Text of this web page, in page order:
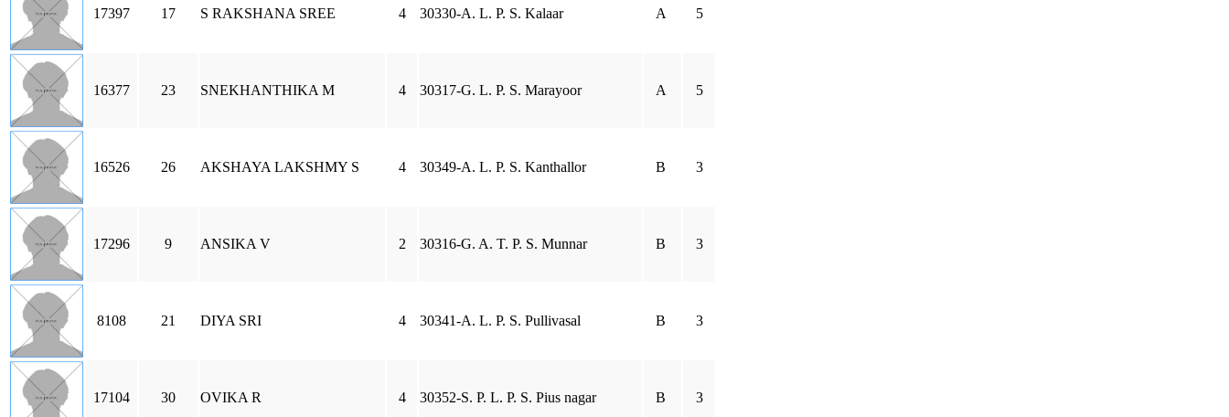
17397 17 S RAKSHANA SREE 4 30330-A. L. P. S. Kalaar A 5
16377 23 SNEKHANTHIKA M 4 30317-G. L. P. S. Marayoor A 5
16526 26 AKSHAYA LAKSHMY S 4 30349-A. L. P. S. Kanthallor B 3
17296 9 ANSIKA V 2 30316-G. A. T. P. S. Munnar B 3
8108 21 DIYA SRI 4 30341-A. L. P. S. Pullivasal B 3
17104 30 OVIKA R 4 30352-S. P. L. P. S. Pius nagar B 3